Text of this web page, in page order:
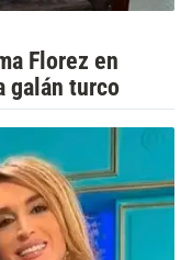
Florez en
galán turco